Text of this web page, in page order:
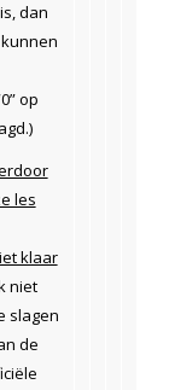
dan
op
les
klaar
niet
slagen
de